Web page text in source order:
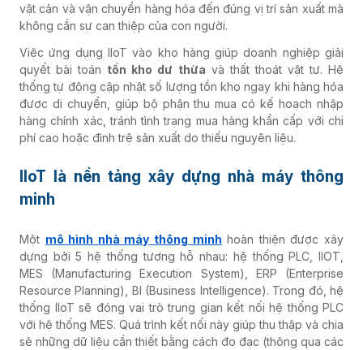
vật cản và vận chuyển hàng hóa đến đúng vị trí sản xuất mà
không cần sự can thiệp của con người.
Việc ứng dụng IIoT vào kho hàng giúp doanh nghiệp giải
quyết bài toán tồn kho dư thừa và thất thoát vật tư. Hệ
thống tự động cập nhật số lượng tồn kho ngay khi hàng hóa
được di chuyển, giúp bộ phận thu mua có kế hoạch nhập
hàng chính xác, tránh tình trạng mua hàng khẩn cấp với chi
phí cao hoặc đình trệ sản xuất do thiếu nguyên liệu.
IIoT là nền tảng xây dựng nhà máy thông
minh
Một mô hình nhà máy thông minh hoàn thiện được xây
dựng bởi 5 hệ thống tương hỗ nhau: hệ thống PLC, IIOT,
MES (Manufacturing Execution System), ERP (Enterprise
Resource Planning), BI (Business Intelligence). Trong đó, hệ
thống IIoT sẽ đóng vai trò trung gian kết nối hệ thống PLC
với hệ thống MES. Quá trình kết nối này giúp thu thập và chia
sẻ những dữ liệu cần thiết bằng cách đo đạc (thông qua các